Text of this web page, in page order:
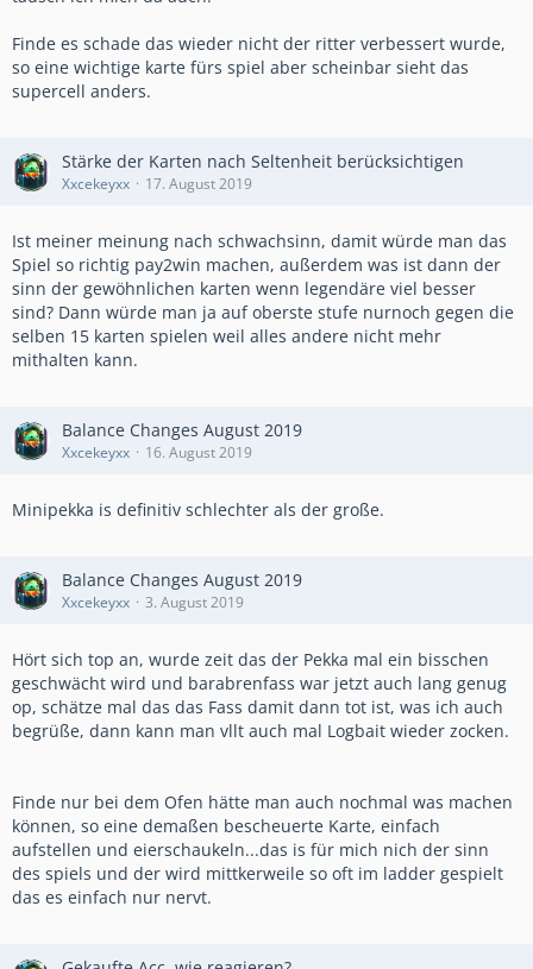
Finde es schade das wieder nicht der ritter verbessert wurde,
so eine wichtige karte fürs spiel aber scheinbar sieht das
supercell anders.
Stärke der Karten nach Seltenheit berücksichtigen
Xxcekeyxx 17. August 2019
Ist meiner meinung nach schwachsinn, damit würde man das
Spiel so richtig pay2win machen, außerdem was ist dann der
sinn der gewöhnlichen karten wenn legendäre viel besser
sind? Dann würde man ja auf oberste stufe nurnoch gegen die
selben 15 karten spielen weil alles andere nicht mehr
mithalten kann.
Balance Changes August 2019
Xxcekeyxx 16. August 2019
Minipekka is definitiv schlechter als der große.
Balance Changes August 2019
Xxcekeyxx 3. August 2019
Hört sich top an, wurde zeit das der Pekka mal ein bisschen
geschwächt wird und barabrenfass war jetzt auch lang genug
op, schätze mal das das Fass damit dann tot ist, was ich auch
begrüße, dann kann man vllt auch mal Logbait wieder zocken.
Finde nur bei dem Ofen hätte man auch nochmal was machen
können, so eine demaßen bescheuerte Karte, einfach
aufstellen und eierschaukeln...das is für mich nich der sinn
des spiels und der wird mittkerweile so oft im ladder gespielt
das es einfach nur nervt.